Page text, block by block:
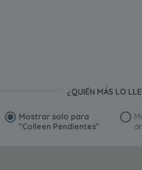
¿QUIÉN MÁS LO
Mostrar solo para
"Colleen Pendientes"